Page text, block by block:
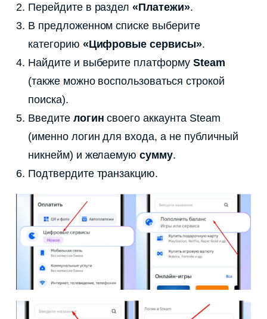
Перейдите в раздел«Платежи».
В предложенном списке выберите
категорию «Цифровые сервисы».
Найдите и выберите платформуSteam
(также можно воспользоваться строкой
поиска).
Введите логин своего аккаунта Steam
(именно логин для входа, а не публичный
никнейм) и желаемуюсумму.
Подтвердите транзакцию.